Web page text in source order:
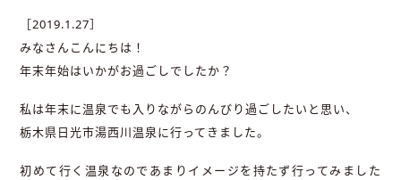
［2019.1.27］
みなさんこんにちは！
年末年始はいかがお過ごしでしたか？
私は年末に温泉でも入りながらのんびり過ごしたいと思い、
栃木県日光市湯西川温泉に行ってきました。
初めて行く温泉なのであまりイメージを持たず行ってみました